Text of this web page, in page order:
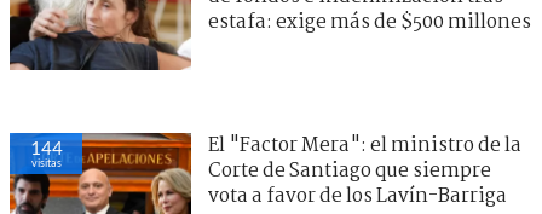
estafa: exige más de $500 millones
144
visitas
El "Factor Mera": el ministro de la
Corte de Santiago que siempre
vota a favor de los Lavín-Barriga